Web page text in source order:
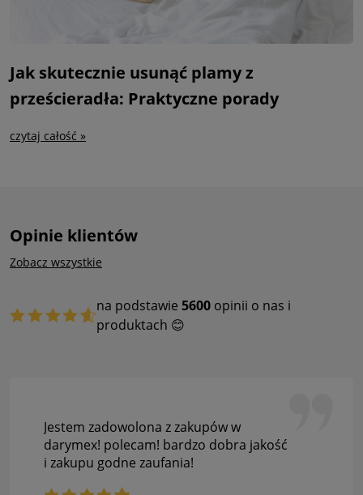
Jak skutecznie usunąć plamy z
prześcieradła: Praktyczne porady
czytaj całość »
Opinie klientów
Zobacz wszystkie
na podstawie 5600 opinii o nas i
produktach 😊
Jestem zadowolona z zakupów w
darymex! polecam! bardzo dobra jakość
i zakupu godne zaufania!